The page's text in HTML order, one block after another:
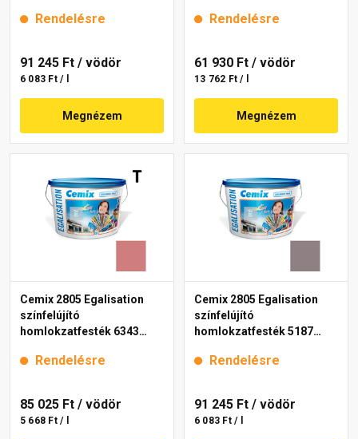
Rendelésre
91 245 Ft / vödör
6 083 Ft / l
Megnézem
Rendelésre
61 930 Ft / vödör
13 762 Ft / l
Megnézem
Cemix 2805 Egalisation
színfelújító
homlokzatfesték 6343
Rendelésre
85 025 Ft / vödör
5 668 Ft / l
Cemix 2805 Egalisation
színfelújító
homlokzatfesték 5187
Rendelésre
91 245 Ft / vödör
6 083 Ft / l